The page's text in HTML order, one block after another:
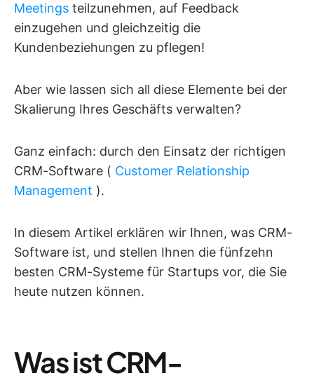
Meetings teilzunehmen, auf Feedback
einzugehen und gleichzeitig die
Kundenbeziehungen zu pflegen!
Aber wie lassen sich all diese Elemente bei der
Skalierung Ihres Geschäfts verwalten?
Ganz einfach: durch den Einsatz der richtigen
CRM-Software ( Customer Relationship
Management ).
In diesem Artikel erklären wir Ihnen, was CRM-
Software ist, und stellen Ihnen die fünfzehn
besten CRM-Systeme für Startups vor, die Sie
heute nutzen können.
Was ist CRM-